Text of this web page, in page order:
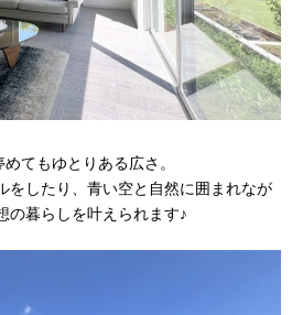
てもゆとりある広さ。
をしたり、青い空と自然に囲まれなが
の暮らしを叶えられます♪